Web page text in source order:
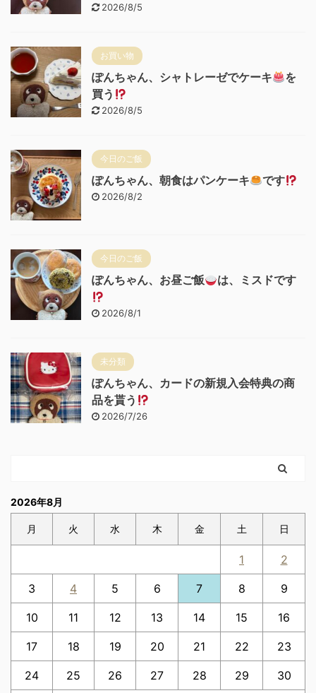
2026/8/5
お買い物
ぽんちゃん、シャトレーゼでケーキ
を
買う
2026/8/5
今日のご飯
ぽんちゃん、朝食はパンケーキ です
2026/8/2
今日のご飯
ぽんちゃん、お昼ご飯 は、ミスドです
2026/8/1
未分類
ぽんちゃん、カードの新規入会特典の商
品を貰う
2026/7/26
2026年8月
月 火 水 木 金 土 日
1 2
3 4 5 6 7 8 9
10 11 12 13 14 15 16
17 18 19 20 21 22 23
24 25 26 27 28 29 30